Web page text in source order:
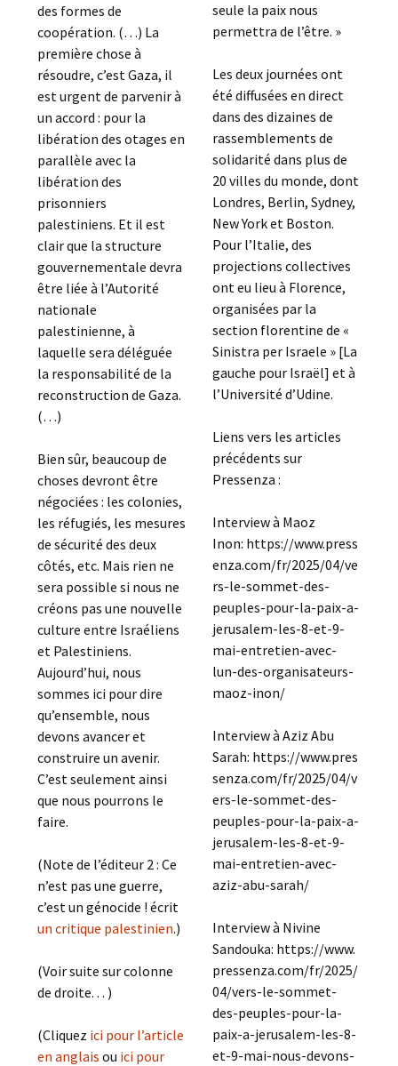
des formes de
coopération. (…) La
première chose à
résoudre, c’est Gaza, il
est urgent de parvenir à
un accord : pour la
libération des otages en
parallèle avec la
libération des
prisonniers
palestiniens. Et il est
clair que la structure
gouvernementale devra
être liée à l’Autorité
nationale
palestinienne, à
laquelle sera déléguée
la responsabilité de la
reconstruction de Gaza.
(…)
Bien sûr, beaucoup de
choses devront être
négociées : les colonies,
les réfugiés, les mesures
de sécurité des deux
côtés, etc. Mais rien ne
sera possible si nous ne
créons pas une nouvelle
culture entre Israéliens
et Palestiniens.
Aujourd’hui, nous
sommes ici pour dire
qu’ensemble, nous
devons avancer et
construire un avenir.
C’est seulement ainsi
que nous pourrons le
faire.
(Note de l’éditeur 2 : Ce
n’est pas une guerre,
c’est un génocide ! écrit
un critique palestinien.)
(Voir suite sur colonne
de droite. . . )
(Cliquez ici pour l’article
en anglaisou ici pour
seule la paix nous
permettra de l’être. »
Les deux journées ont
été diffusées en direct
dans des dizaines de
rassemblements de
solidarité dans plus de
20 villes du monde, dont
Londres, Berlin, Sydney,
New York et Boston.
Pour l’Italie, des
projections collectives
ont eu lieu à Florence,
organisées par la
section florentine de «
Sinistra per Israele » [La
gauche pour Israël] et à
l’Université d’Udine.
Liens vers les articles
précédents sur
Pressenza :
Interview à Maoz
Inon: https://www.press
enza.com/fr/2025/04/ve
rs-le-sommet-des-
peuples-pour-la-paix-a-
jerusalem-les-8-et-9-
mai-entretien-avec-
lun-des-organisateurs-
maoz-inon/
Interview à Aziz Abu
Sarah: https://www.pres
senza.com/fr/2025/04/v
ers-le-sommet-des-
peuples-pour-la-paix-a-
jerusalem-les-8-et-9-
mai-entretien-avec-
aziz-abu-sarah/
Interview à Nivine
Sandouka: https://www.
pressenza.com/fr/2025/
04/vers-le-sommet-
des-peuples-pour-la-
paix-a-jerusalem-les-8-
et-9-mai-nous-devons-